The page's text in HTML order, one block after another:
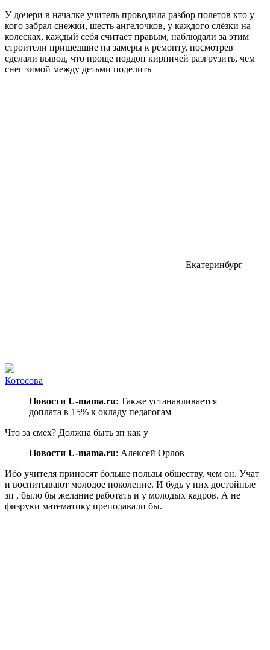
У дочери в началке учитель проводила разбор полетов кто у
кого забрал снежки, шесть ангелочков, у каждого слёзки на
колесках, каждый себя считает правым, наблюдали за этим
строители пришедшие на замеры к ремонту, посмотрев
сделали вывод, что проще поддон кирпичей разгрузить, чем
снег зимой между детьми поделить
Екатеринбург
Котосова
Новости U-mama.ru: Также устанавливается
доплата в 15% к окладу педагогам
Что за смех? Должна быть зп как у
Новости U-mama.ru: Алексей Орлов
Ибо учителя приносят больше пользы обществу, чем он. Учат
и воспитывают молодое поколение. И будь у них достойные
зп , было бы желание работать и у молодых кадров. А не
физруки математику преподавали бы.